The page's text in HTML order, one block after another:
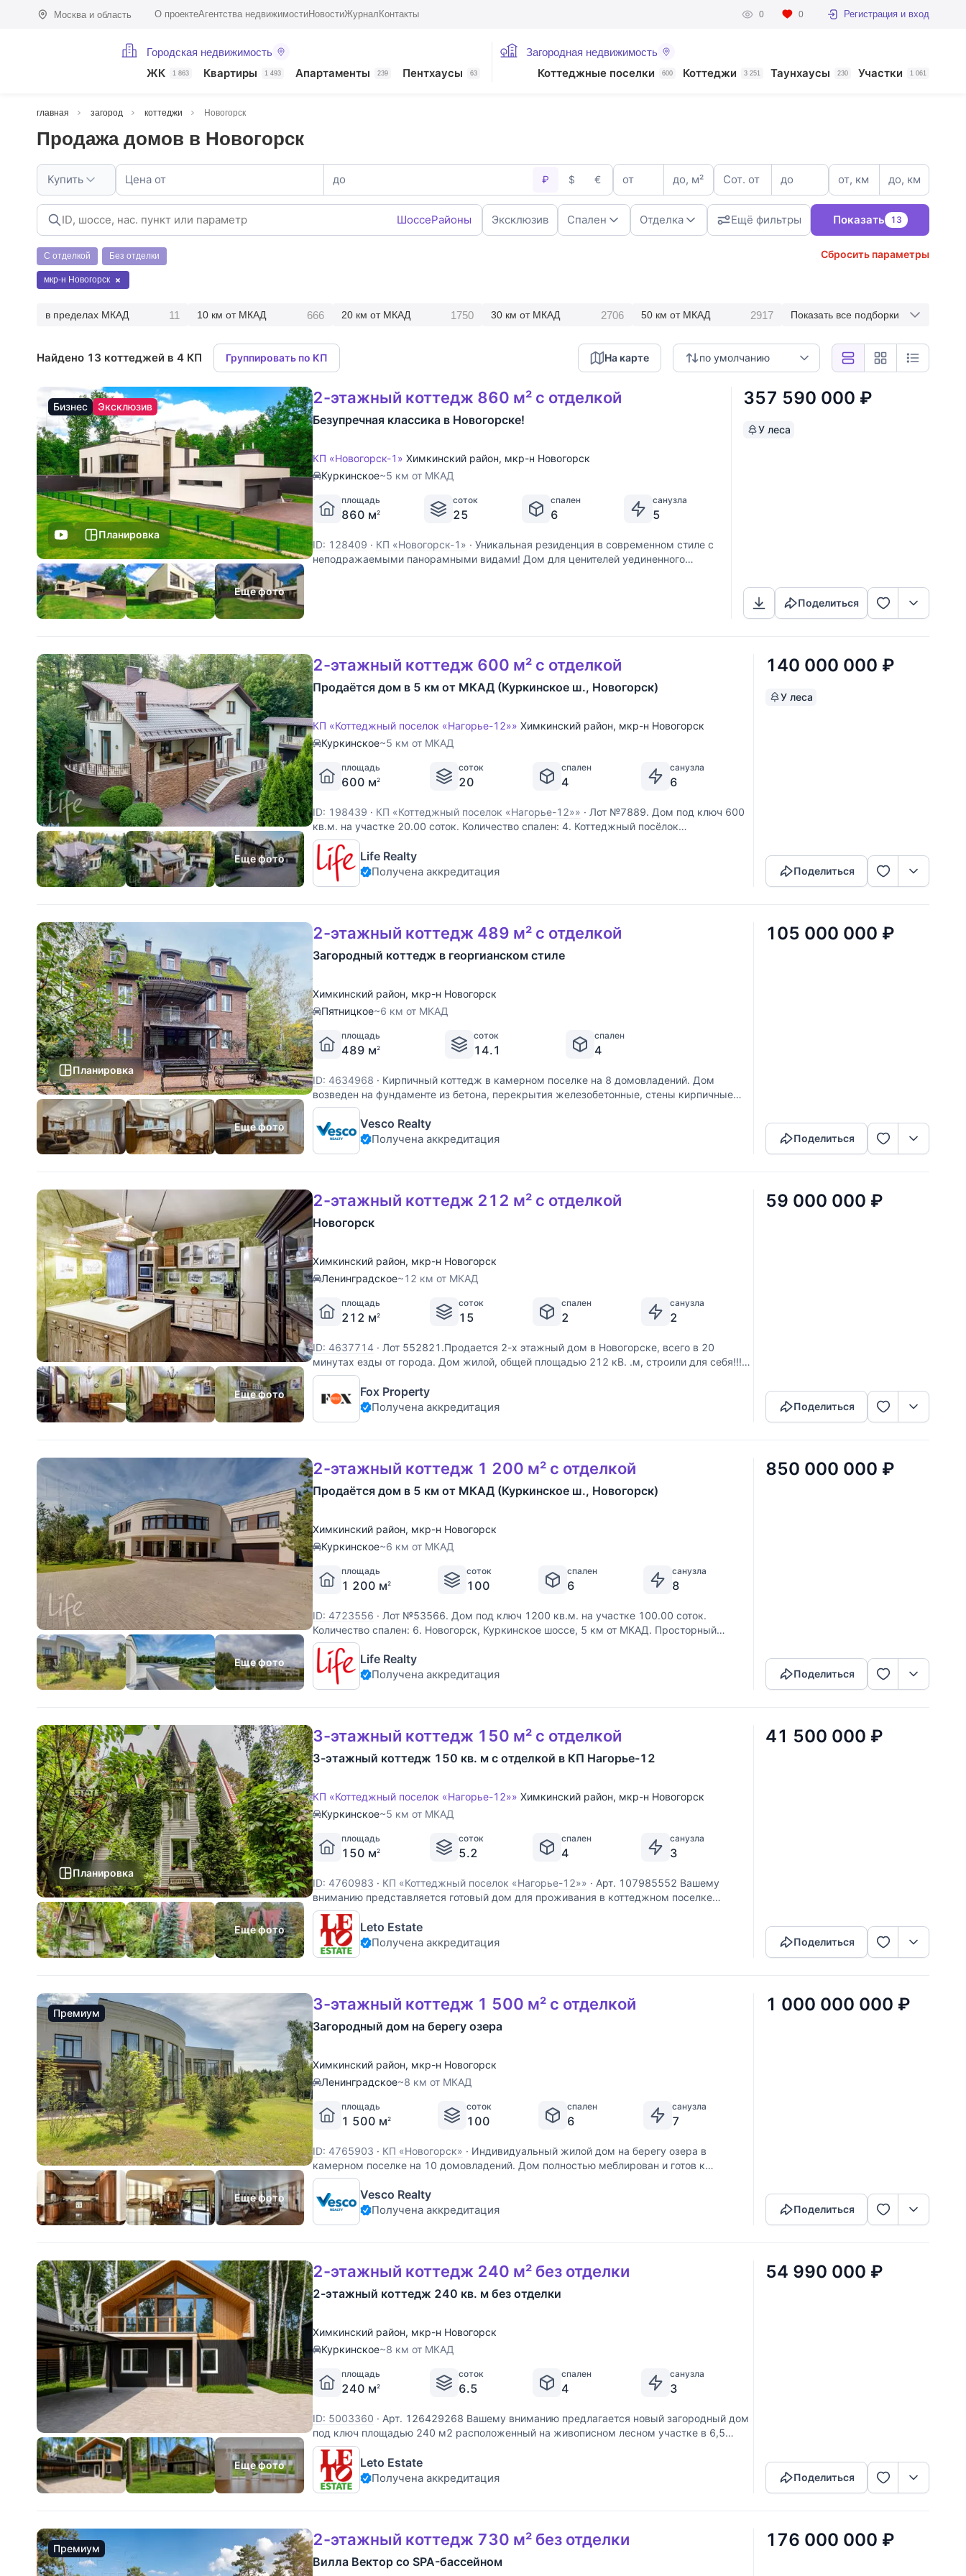
Москва и область О проектеАгентства недвижимостиНовостиЖурнал Контакты 0 0 Регистрация и вход
Городская недвижимость
ЖК 1 863 Квартиры 1 493 Апартаменты 239 Пентхаусы 63
Загородная недвижимость
Коттеджные поселки 600 Коттеджи 3 251 Таунхаусы 230 Участки 1 061
главная загород коттеджи Новогорск
Продажа домов в Новогорск
Купить Цена от до ₽ $ € от до, м² Сот. от до от, км до, км
ШоссеРайоны Эксклюзив Спален Отделка Ещё фильтры Показать 13
С отделкой Без отделки Сбросить параметры
мкр-н Новогорск
в пределах МКАД 11 10 км от МКАД 666 20 км от МКАД 1750 30 км от МКАД 2706 50 км от МКАД 2917 Показать все подборки
Найдено 13 коттеджей в 4 КП Группировать по КП по умолчанию
На карте
Бизнес Эксклюзив
Планировка
Еще фото
2-этажный коттедж 860 м² с отделкой
Безупречная классика в Новогорске!
КП «Новогорск-1» Химкинский район, мкр-н Новогорск
Куркинское~5 км от МКАД
площадь
860 м2
соток
25
спален
6
санузла
5
ID: 128409 · КП «Новогорск-1» · Уникальная резиденция в современном стиле с
неподражаемыми панорамными видами! Дом для ценителей уединенного
357 590 000 ₽
У леса
Поделиться
Еще фото
2-этажный коттедж 600 м² с отделкой
Продаётся дом в 5 км от МКАД (Куркинское ш., Новогорск)
КП «Коттеджный поселок «Нагорье-12»» Химкинский район, мкр-н Новогорск
Куркинское~5 км от МКАД
площадь
600 м2
соток
20
спален
4
санузла
6
ID: 198439 · КП «Коттеджный поселок «Нагорье-12»» · Лот №7889. Дом под ключ 600
кв.м. на участке 20.00 соток. Количество спален: 4. Коттеджный посёлок
«Нагорье-12», Куркинское шоссе, 5 км от МКАД. На участке построен гараж на 2 а/м ,
над гаражом квартира для персонала. Есть летняя беседка с прудиком
Life Realty
Получена аккредитация
140 000 000 ₽
У леса
Поделиться
Планировка
Еще фото
2-этажный коттедж 489 м² с отделкой
Загородный коттедж в георгианском стиле
Химкинский район, мкр-н Новогорск
Пятницкое~6 км от МКАД
площадь
489 м2
соток
14.1
спален
4
ID: 4634968 · Кирпичный коттедж в камерном поселке на 8 домовладений. Дом
возведен на фундаменте из бетона, перекрытия железобетонные, стены кирпичные
облицованы декоративным португальским кирпичом. 1-й этаж: просторная гостиная
45 м2, кухня 22 м2, гостевая
Vesco Realty
Получена аккредитация
105 000 000 ₽
Поделиться
Еще фото
2-этажный коттедж 212 м² с отделкой
Новогорск
Химкинский район, мкр-н Новогорск
Ленинградское~12 км от МКАД
площадь
212 м2
соток
15
спален
2
санузла
2
ID: 4637714 · Лот 552821.Продается 2-х этажный дом в Новогорске, всего в 20
минутах езды от города. Дом жилой, общей площадью 212 кВ. .м, строили для себя!!!
Участок 15 соток с высокими соснами и елями. Тихое, приватное место. Статус
участка ИЖС. В доме газ,
Fox Property
Получена аккредитация
59 000 000 ₽
Поделиться
Еще фото
2-этажный коттедж 1 200 м² с отделкой
Продаётся дом в 5 км от МКАД (Куркинское ш., Новогорск)
Химкинский район, мкр-н Новогорск
Куркинское~6 км от МКАД
площадь
1 200 м2
соток
100
спален
6
санузла
8
ID: 4723556 · Лот №53566. Дом под ключ 1200 кв.м. на участке 100.00 соток.
Количество спален: 6. Новогорск, Куркинское шоссе, 5 км от МКАД. Просторный
участок правильной прямоугольной формы с тщательно продуманным ландшафтным
дизайном. На территории высажены
Life Realty
Получена аккредитация
850 000 000 ₽
Поделиться
Планировка
Еще фото
3-этажный коттедж 150 м² с отделкой
3-этажный коттедж 150 кв. м с отделкой в КП Нагорье-12
КП «Коттеджный поселок «Нагорье-12»» Химкинский район, мкр-н Новогорск
Куркинское~5 км от МКАД
площадь
150 м2
соток
5.2
спален
4
санузла
3
ID: 4760983 · КП «Коттеджный поселок «Нагорье-12»» · Арт. 107985552 Вашему
вниманию представляется готовый дом для проживания в коттеджном поселке
Нагорье-12. Дом общей площадью 150 кв.м расположен на благоустроенном участке
5,2 сотки. Дом подключен ко всем коммуникациям: магистральный газ,
Leto Estate
Получена аккредитация
41 500 000 ₽
Поделиться
Премиум
Еще фото
3-этажный коттедж 1 500 м² с отделкой
Загородный дом на берегу озера
Химкинский район, мкр-н Новогорск
Ленинградское~8 км от МКАД
площадь
1 500 м2
соток
100
спален
6
санузла
7
ID: 4765903 · КП «Новогорск» · Индивидуальный жилой дом на берегу озера в
камерном поселке на 10 домовладений. Дом полностью меблирован и готов к
проживанию. В доме высокое качество отделки, интерьер выдержан в классическом
стиле, высокие потолки и панорамное остекление добавляют
Vesco Realty
Получена аккредитация
1 000 000 000 ₽
Поделиться
Еще фото
2-этажный коттедж 240 м² без отделки
2-этажный коттедж 240 кв. м без отделки
Химкинский район, мкр-н Новогорск
Куркинское~8 км от МКАД
площадь
240 м2
соток
6.5
спален
4
санузла
3
ID: 5003360 · Арт. 126429268 Вашему вниманию предлагается новый загородный дом
под ключ площадью 240 м2 расположенный на живописном лесном участке в 6,5
соток в охраняемом коттеджном поселке Новогорск-8, расположенный на северо-
западе Подмосковья, всего в 5
Leto Estate
Получена аккредитация
54 990 000 ₽
Поделиться
Премиум 2-этажный коттедж 730 м² без отделки
Вилла Вектор со SPA-бассейном
176 000 000 ₽